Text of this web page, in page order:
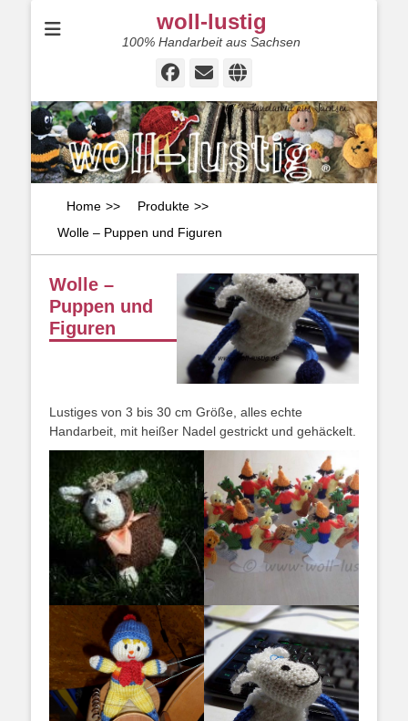
woll-lustig
100% Handarbeit aus Sachsen
Facebook
E-
Website
Home >> Produkte >>
Wolle – Puppen und Figuren
Wolle –
Puppen und
Figuren
Lustiges von 3 bis 30 cm Größe, alles echte
Handarbeit, mit heißer Nadel gestrickt und gehäckelt.